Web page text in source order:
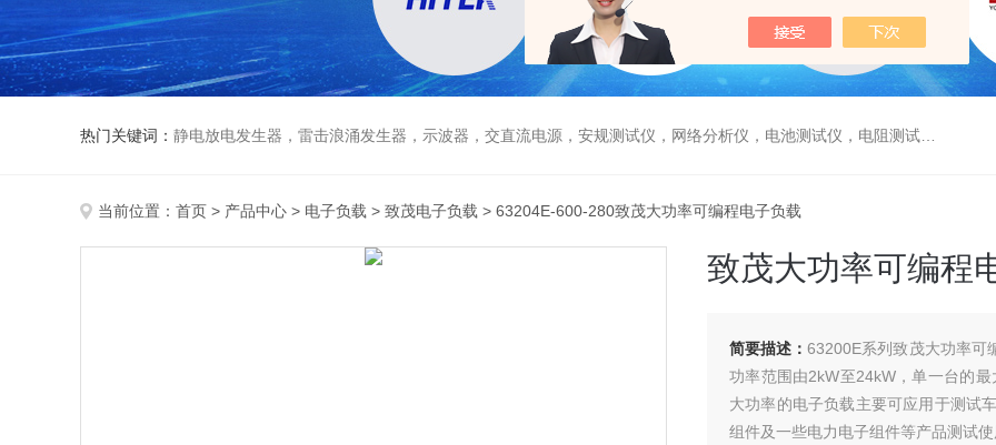
热门关键词： 静电放电发生器，雷击浪涌发生器，示波器，交直流电源，安规测试仪，网络分析仪，电池测试仪，电阻测试仪，数据采集仪
当前位置： 首页 > 产品中心 > 电子负载 > 致茂电子负载 > 63204E-600-280致茂大功率可编程电子负载
致茂大功率可编程
简要描述：63200E系列致茂大功率可
功率范围由2kW至24kW，单一台的
大功率的电子负载主要可应用于测试
组件及一些电力电子组件等产品测试使